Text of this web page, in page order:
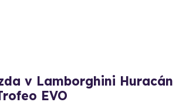
v Lamborghini Huracán
EVO